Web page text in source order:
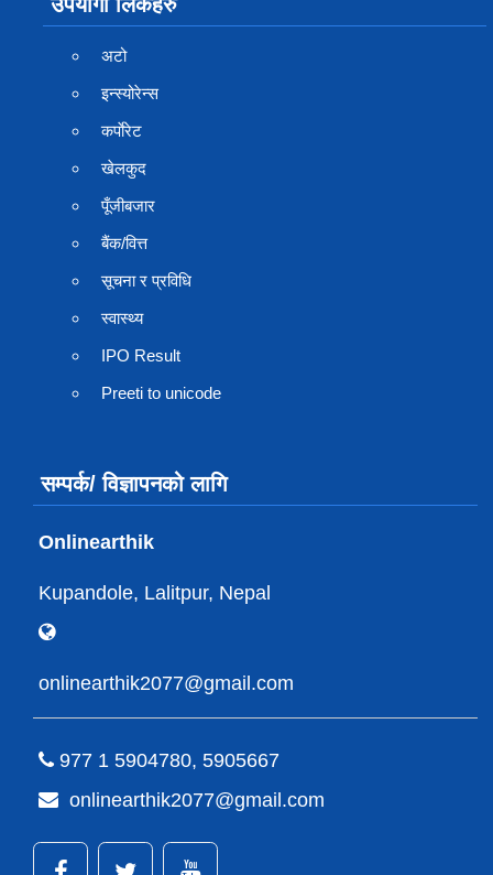
अटो
इन्स्योरेन्स
कर्पाेरेट
खेलकुद
पूँजीबजार
बैंक/वित्त
सूचना र प्रविधि
स्वास्थ्य
IPO Result
Preeti to unicode
सम्पर्क/ विज्ञापनको लागि
Onlinearthik
Kupandole, Lalitpur, Nepal
onlinearthik2077@gmail.com
977 1 5904780, 5905667
onlinearthik2077@gmail.com